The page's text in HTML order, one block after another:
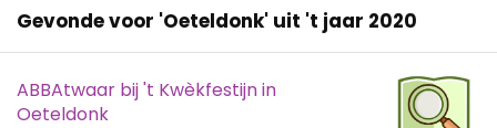
Gevonde voor 'Oeteldonk' uit 't jaar 2020
ABBAtwaar bij 't Kwèkfestijn in
Oeteldonk